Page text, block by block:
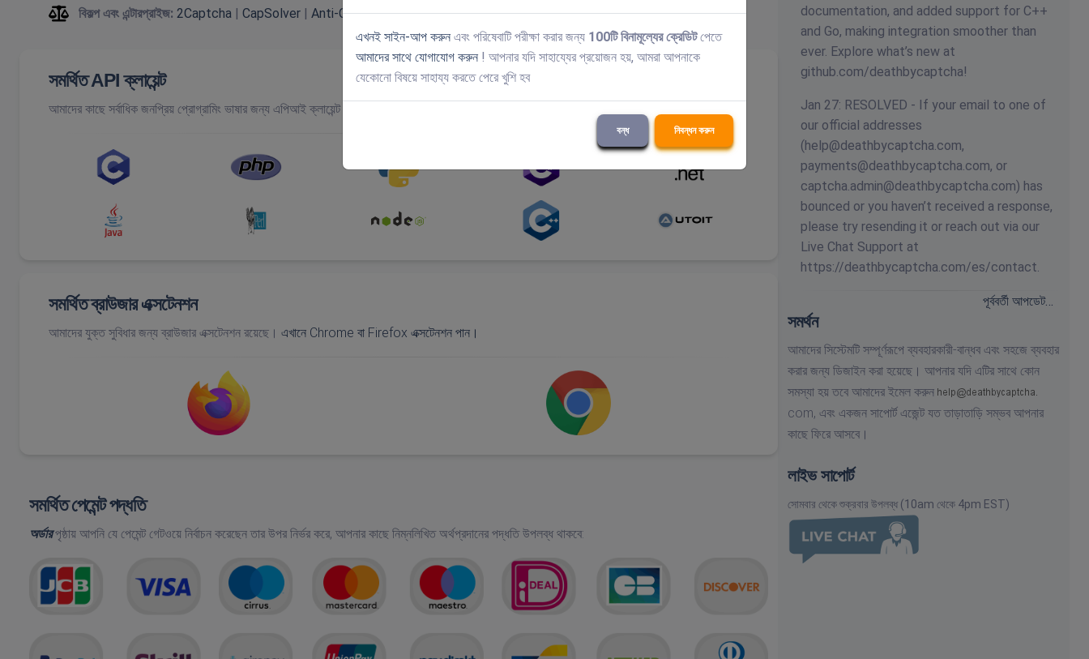
বিকল্প এবং এন্টারপ্রাইজ: 2Captcha | CapSolver | Anti-Captcha|এন্টারপ্রাইজ ক্যাপচা সমাধান
সমর্থিত API ক্লায়েন্ট
আমাদের কাছে সর্বাধিক জনপ্রিয় প্রোগ্রামিং ভাষার জন্য এপিআই ক্লায়েন্ট লাইব্রেরি রয়েছে।
সমর্থিত ব্রাউজার এক্সটেনশন
আমাদের যুক্ত সুবিধার জন্য ব্রাউজার এক্সটেনশন রয়েছে। এখানে Chrome বা Firefox এক্সটেনশন পান।
সমর্থিত পেমেন্ট পদ্ধতি
অর্ডারপৃষ্ঠায় আপনি যে পেমেন্ট গেটওয়ে নির্বাচন করেছেন তার উপর নির্ভর করে, আপনার কাছে নিম্নলিখিত অর্থপ্রদানের পদ্ধতি উপলব্ধ থাকবে:
documentation, and added support for C++
and Go, making integration smoother than
ever. Explore what’s new at
github.com/deathbycaptcha!
Jan 27: RESOLVED - If your email to one of
our official addresses
(help@deathbycaptcha.com,
payments@deathbycaptcha.com, or
captcha.admin@deathbycaptcha.com) has
bounced or you haven’t received a response,
please try resending it or reach out via our
Live Chat Support at
https://deathbycaptcha.com/es/contact.
পূর্ববর্তী আপডেট…
সমর্থন
আমাদের সিস্টেমটি সম্পূর্ণরূপে ব্যবহারকারী-বান্ধব এবং সহজে ব্যবহার
করার জন্য ডিজাইন করা হয়েছে। আপনার যদি এটির সাথে কোন
সমস্যা হয় তবে আমাদের ইমেল করুন
com, এবং একজন সাপোর্ট এজেন্ট যত তাড়াতাড়ি সম্ভব আপনার
কাছে ফিরে আসবে।
লাইভ সাপোর্ট
সোমবার থেকে শুক্রবার উপলব্ধ (10am থেকে 4pm EST)
এখনই সাইন-আপ করুন এবং পরিষেবাটি পরীক্ষা করার জন্য 100টি বিনামূল্যের ক্রেডিটপেতে
আমাদের সাথে যোগাযোগ করুন ! আপনার যদি সাহায্যের প্রয়োজন হয়, আমরা আপনাকে
যেকোনো বিষয়ে সাহায্য করতে পেরে খুশি হব
বন্ধ নিবন্ধন করুন